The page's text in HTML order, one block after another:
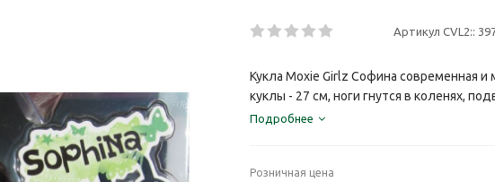
Артикул CVL2::
Кукла Moxie Girlz Софина современная и
куклы - 27 см, ноги гнутся в коленях,
Подробнее
Розничная цена